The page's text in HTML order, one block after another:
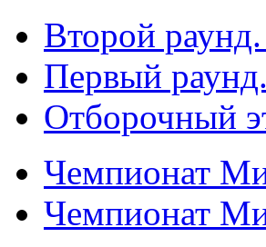
Второй
Первый
Отборочный
Чемпионат
Чемпионат